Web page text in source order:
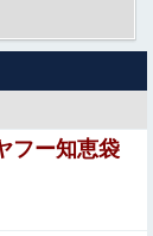
ソコがモロ
喋る奴」と
軍装の禁止を
フー知恵袋